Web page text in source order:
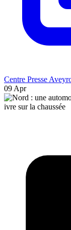
Centre Presse
09 Apr